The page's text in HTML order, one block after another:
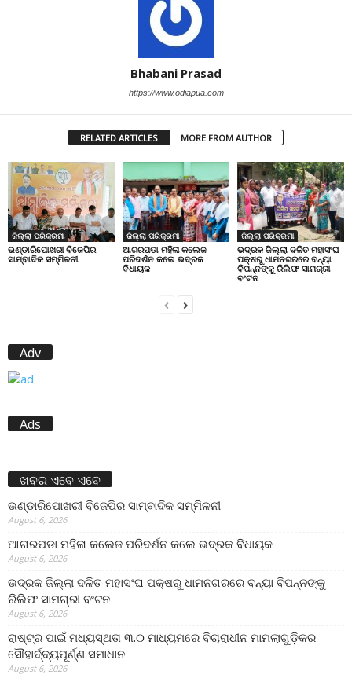
Bhabani Prasad
https://www.odiapua.com
RELATED ARTICLES MORE FROM AUTHOR
ଜିଲ୍ଲା ପରିକ୍ରମା
ଭଣ୍ଡାରିପୋଖରୀ ବିଜେପିର
ସାମ୍ବାଦିକ ସମ୍ମିଳନୀ
ଜିଲ୍ଲା ପରିକ୍ରମା
ଆଗରପଡା ମହିଳା କଲେଜ
ପରିଦର୍ଶନ କଲେ ଭଦ୍ରକ
ବିଧାୟକ
ଜିଲ୍ଲା ପରିକ୍ରମା
ଭଦ୍ରକ ଜିଲ୍ଲା ଦଳିତ ମହାସଂଘ
ପକ୍ଷରୁ ଧାମନଗରରେ ବନ୍ୟା
ବିପନ୍ନଙ୍କୁ ରିଲିଫ ସାମଗ୍ରୀ
ବଂଟନ
Adv
Ads
ଖବର ଏବେ ଏବେ
ଭଣ୍ଡାରିପୋଖରୀ ବିଜେପିର ସାମ୍ବାଦିକ ସମ୍ମିଳନୀ
August 6, 2026
ଆଗରପଡା ମହିଳା କଲେଜ ପରିଦର୍ଶନ କଲେ ଭଦ୍ରକ ବିଧାୟକ
August 6, 2026
ଭଦ୍ରକ ଜିଲ୍ଲା ଦଳିତ ମହାସଂଘ ପକ୍ଷରୁ ଧାମନଗରରେ ବନ୍ୟା ବିପନ୍ନଙ୍କୁ
ରିଲିଫ ସାମଗ୍ରୀ ବଂଟନ
August 6, 2026
ରାଷ୍ଟ୍ର ପାଇଁ ମଧ୍ୟସ୍ଥତା ୩.୦ ମାଧ୍ୟମରେ ବିଚାରାଧୀନ ମାମଲାଗୁଡ଼ିକର
ସୌହାର୍ଦ୍ଦ୍ୟପୂର୍ଣ୍ଣ ସମାଧାନ
August 6, 2026